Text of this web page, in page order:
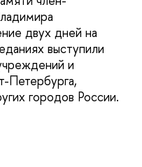
двух дней на
выступили
и
Петербурга,
городов России.